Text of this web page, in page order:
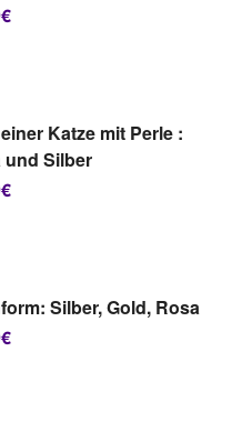
€
WÄHLENKatze mit Perle :
und Silber
€
WÄHLENSilber, Gold, Rosa
€